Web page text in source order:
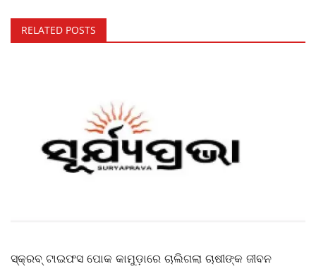
RELATED POSTS
ସ୍କ୍ରବ୍ ଟାଇଫସ ପୋକ କାମୁଡ଼ାରେ ଚାଲିଗଲା ଚାଷୀଙ୍କ ଜୀବନ